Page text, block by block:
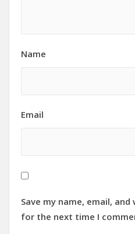
Name
Email
Save my name, email,
for the next time I